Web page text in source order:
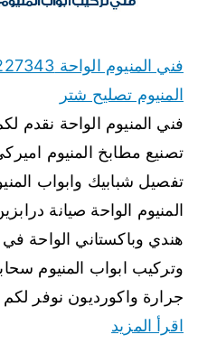
المنيوم تصليح شتر
فني المنيوم الواحة نقدم
تصنيع مطابخ المنيوم
تفصيل شبابيك وابواب
المنيوم الواحة صيانة
هندي وباكستاني الواحة
وتركيب ابواب المنيوم
جرارة واكورديون نوفر
اقرأ المزيد